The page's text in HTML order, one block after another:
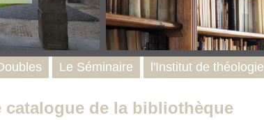
catalogue de la bibliothèque
Le Séminaire l'Institut de théologie